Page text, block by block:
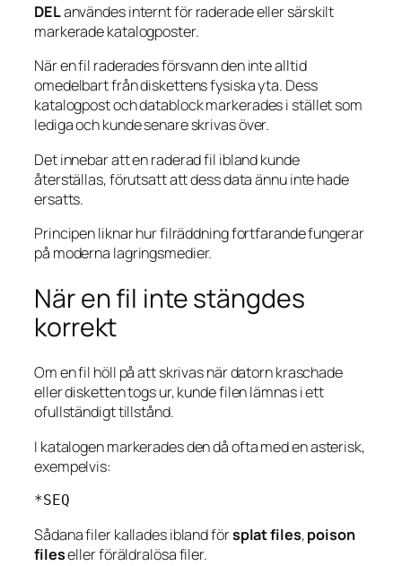
DELanvändes internt för raderade eller särskilt
markerade katalogposter.
När en fil raderades försvann den inte alltid
omedelbart från diskettens fysiska yta. Dess
katalogpost och datablock markerades i stället som
lediga och kunde senare skrivas över.
Det innebar att en raderad fil ibland kunde
återställas, förutsatt att dess data ännu inte hade
ersatts.
Principen liknar hur filräddning fortfarande fungerar
på moderna lagringsmedier.
När en fil inte stängdes
korrekt
Om en fil höll på att skrivas när datorn kraschade
eller disketten togs ur, kunde filen lämnas i ett
ofullständigt tillstånd.
I katalogen markerades den då ofta med en asterisk,
exempelvis:
*SEQ
Sådana filer kallades ibland försplat files,poison
fileseller föräldralösa filer.